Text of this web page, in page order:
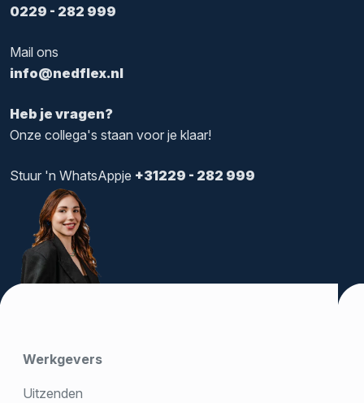
Heb je vragen?
Onze collega's staan voor je klaar!
0229 - 282 999
Mail ons
info@nedflex.nl
Stuur 'n WhatsAppje +31229 - 282 999
Werkgevers
Uitzenden